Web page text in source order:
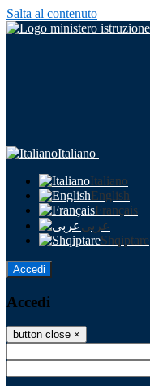
Salta al contenuto
Italiano
Italiano
English
Français
عربى
Shqiptare
Accedi
Accedi
button close ×